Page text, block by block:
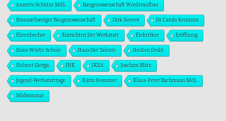
Annette Schütze MdL Baugenossenschaft Wiederaufbau
Braunschweiger Baugenossenschaft Dirk Sievers Dr. Carola Reimann
Ehrenbecher Einrichten Der Werkstatt Elektriker Eröffnung
Hans-Würtz-Schule Haus Der Talente Heißen Draht
Helmut Gierga IHK IKEA Joachim Blätz
Jugend-Werkstatttage Karin Stemmer Klaus-Peter Bachmann MdL
Midsommar